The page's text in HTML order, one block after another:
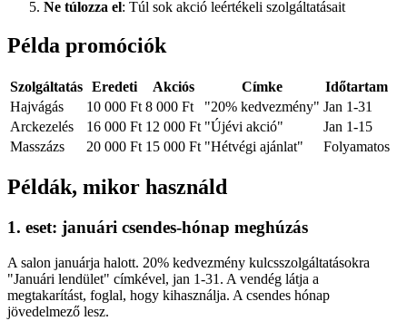
Ne túlozza el: Túl sok akció leértékeli szolgáltatásait
Példa promóciók
Szolgáltatás Eredeti Akciós Címke
Időtartam
Hajvágás
10 000 Ft 8 000 Ft "20% kedvezmény" Jan 1-31
Arckezelés
16 000 Ft 12 000 Ft "Újévi akció"
Jan 1-15
Masszázs
20 000 Ft 15 000 Ft "Hétvégi ajánlat" Folyamatos
Példák, mikor használd
1. eset: januári csendes-hónap meghúzás
A salon januárja halott. 20% kedvezmény kulcsszolgáltatásokra
"Januári lendület" címkével, jan 1-31. A vendég látja a
megtakarítást, foglal, hogy kihasználja. A csendes hónap
jövedelmező lesz.